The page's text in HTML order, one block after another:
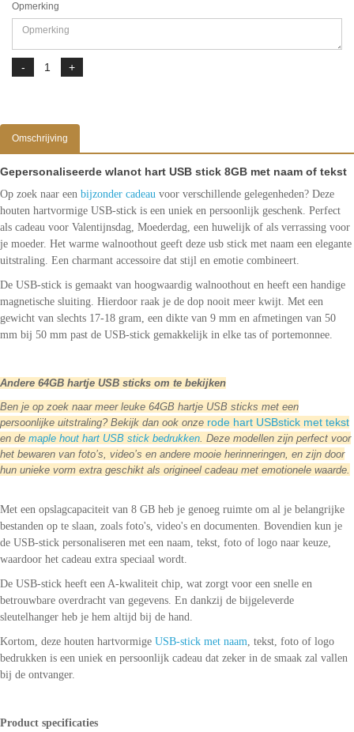
Opmerking
Omschrijving
Gepersonaliseerde wlanot hart USB stick 8GB met naam of tekst
Op zoek naar een bijzonder cadeau voor verschillende gelegenheden? Deze
houten hartvormige USB-stick is een uniek en persoonlijk geschenk. Perfect
als cadeau voor Valentijnsdag, Moederdag, een huwelijk of als verrassing voor
je moeder. Het warme walnoothout geeft deze usb stick met naam een elegante
uitstraling. Een charmant accessoire dat stijl en emotie combineert.
De USB-stick is gemaakt van hoogwaardig walnoothout en heeft een handige
magnetische sluiting. Hierdoor raak je de dop nooit meer kwijt. Met een
gewicht van slechts 17-18 gram, een dikte van 9 mm en afmetingen van 50
mm bij 50 mm past de USB-stick gemakkelijk in elke tas of portemonnee.
Andere 64GB hartje USB sticks om te bekijken
Ben je op zoek naar meer leuke 64GB hartje USB sticks met een
persoonlijke uitstraling? Bekijk dan ook onze rode hart USBstick met tekst
en de maple hout hart USB stick bedrukken. Deze modellen zijn perfect voor
het bewaren van foto’s, video’s en andere mooie herinneringen, en zijn door
hun unieke vorm extra geschikt als origineel cadeau met emotionele waarde.
Met een opslagcapaciteit van 8 GB heb je genoeg ruimte om al je belangrijke
bestanden op te slaan, zoals foto's, video's en documenten. Bovendien kun je
de USB-stick personaliseren met een naam, tekst, foto of logo naar keuze,
waardoor het cadeau extra speciaal wordt.
De USB-stick heeft een A-kwaliteit chip, wat zorgt voor een snelle en
betrouwbare overdracht van gegevens. En dankzij de bijgeleverde
sleutelhanger heb je hem altijd bij de hand.
Kortom, deze houten hartvormige USB-stick met naam, tekst, foto of logo
bedrukken is een uniek en persoonlijk cadeau dat zeker in de smaak zal vallen
bij de ontvanger.
Product specificaties